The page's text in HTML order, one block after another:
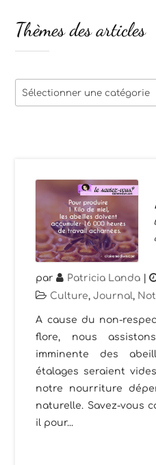
par Patricia Landa |
Culture,Journal,
A cause du non-
flore, nous
imminente des
étalages seraient
notre nourriture
naturelle. Savez-vous
il pour...
Thèmes des articles
Thèmes
des